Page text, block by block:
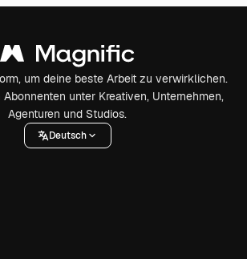
um deine beste Arbeit zu verwirklichen.
unter Kreativen, Unternehmen,
Agenturen und Studios.
Deutsch